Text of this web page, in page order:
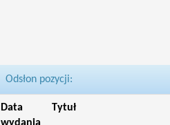
Odsłon pozycji:
Data
Tytuł